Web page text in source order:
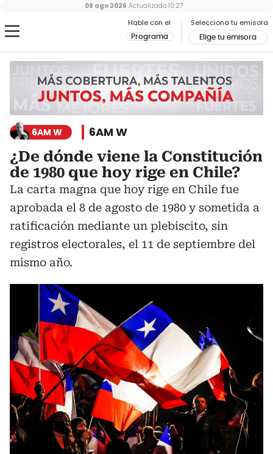
Hable con el
Programa
Selecciona tu emisora
Elige tu emisora
09 ago 2026 Actualizado 10:27
6AM W 6AM W
¿De dónde viene la Constitución
de 1980 que hoy rige en Chile?
La carta magna que hoy rige en Chile fue
aprobada el 8 de agosto de 1980 y sometida a
ratificación mediante un plebiscito, sin
registros electorales, el 11 de septiembre del
mismo año.